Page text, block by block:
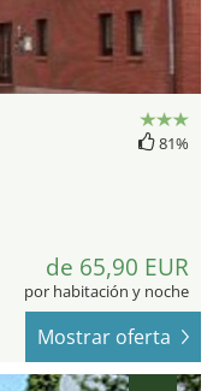
81%
de 65,90 EUR
por habitación y noche
Mostrar oferta